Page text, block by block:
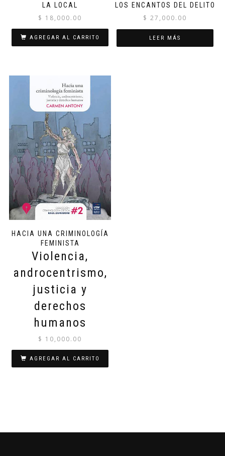
LA LOCAL
$ 18,000.00
AGREGAR AL CARRITO
LOS ENCANTOS DEL DELITO
$ 27,000.00
LEER MÁS
HACIA UNA CRIMINOLOGÍA
FEMINISTA
Violencia,
androcentrismo,
justicia y
derechos
humanos
$ 10,000.00
AGREGAR AL CARRITO